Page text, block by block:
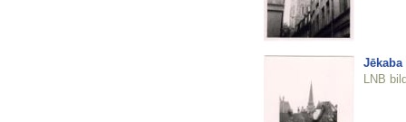
Jēkaba
LNB